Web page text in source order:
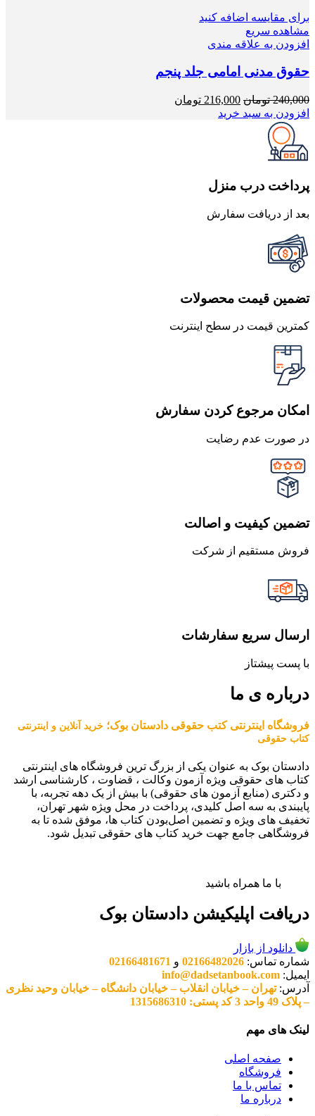
برای مقایسه اضافه کنید
مشاهده سریع
افزودن به علاقه مندی
حقوق مدنی امامی جلد پنجم
240,000 تومان قیمت
اصلی
216,000 تومان
افزودن به سبد خرید
پرداخت درب منزل
بعد از دریافت سفارش
تضمین قیمت محصولات
کمترین قیمت در سطح اینترنت
امکان مرجوع کردن سفارش
در صورت عدم رضایت
تضمین کیفیت و اصالت
فروش مستقیم از شرکت
ارسال سریع سفارشات
با پست پیشتاز
درباره ی ما
فروشگاه اینترنتی کتب حقوقی دادستان بوک؛ خرید آنلاین و اینترنتی
کتاب حقوقی
دادستان بوک به عنوان یکی از بزرگ ترین فروشگاه های اینترنتی
کتاب های حقوقی ویژه آزمون وکالت ، قضاوت ، کارشناسی ارشد
و دکتری (منابع آزمون های حقوقی) با بیش از یک دهه تجربه، با
پایبندی به سه اصل کلیدی، پرداخت در محل ویژه شهر تهران،
تخفیف های ویژه و تضمین اصل‌بودن کتاب ها، موفق شده تا به
فروشگاهی جامع جهت خرید کتاب های حقوقی تبدیل شود.
با ما همراه باشید
دریافت اپلیکیشن دادستان بوک
دانلود از بازار
شماره تماس: 02166482026 و 02166481671
ایمیل: info@dadsetanbook.com
آدرس:تهران – خیابان انقلاب – خیابان دانشگاه – خیابان وحید نظری
– پلاک 49 واحد 3 کد پستی: 1315686310
لینک های مهم
صفحه اصلی
فروشگاه
تماس با ما
درباره ما